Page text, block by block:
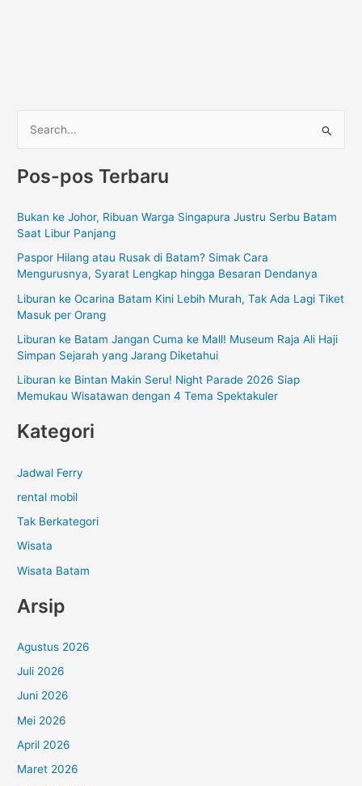
r
u
n
t
Pos-pos Terbaru
Bukan ke Johor, Ribuan Warga Singapura Justru Serbu Batam
Saat Libur Panjang
Paspor Hilang atau Rusak di Batam? Simak Cara
Mengurusnya, Syarat Lengkap hingga Besaran Dendanya
Liburan ke Ocarina Batam Kini Lebih Murah, Tak Ada Lagi Tiket
Masuk per Orang
Liburan ke Batam Jangan Cuma ke Mall! Museum Raja Ali Haji
Simpan Sejarah yang Jarang Diketahui
Liburan ke Bintan Makin Seru! Night Parade 2026 Siap
Memukau Wisatawan dengan 4 Tema Spektakuler
Kategori
Jadwal Ferry
rental mobil
Tak Berkategori
Wisata
Wisata Batam
Arsip
Agustus 2026
Juli 2026
Juni 2026
Mei 2026
April 2026
Maret 2026